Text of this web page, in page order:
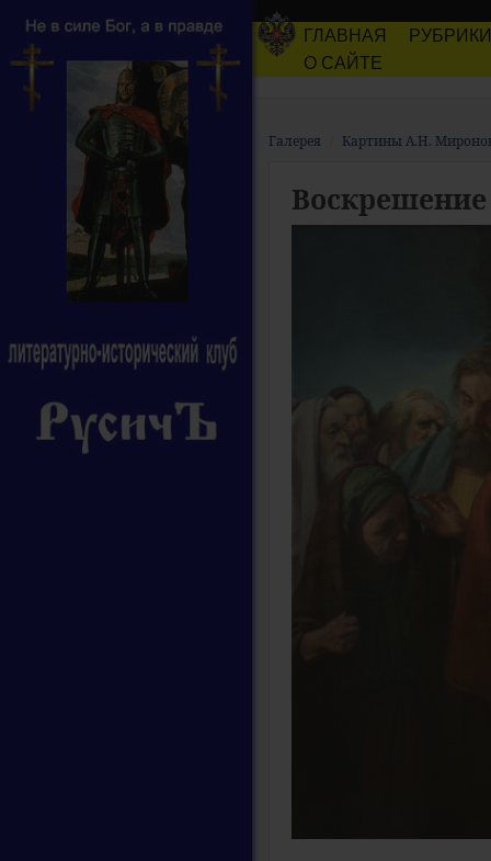
ГЛАВНАЯ
РУБРИКИ
О САЙТЕ
Галерея Картины А.Н.